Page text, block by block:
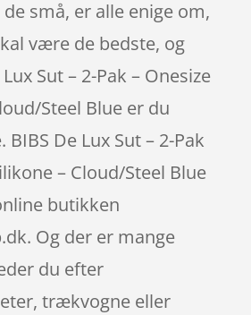
små, er alle enige om,
være de bedste, og
Sut – 2-Pak – Onesize
Steel Blue er du
De Lux Sut – 2-Pak
– Cloud/Steel Blue
butikken
Og der er mange
du efter
trækvogne eller